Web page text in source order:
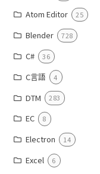
Atom Editor 25
Blender 728
C# 36
C言語 4
DTM 283
EC 8
Electron 14
Excel 6